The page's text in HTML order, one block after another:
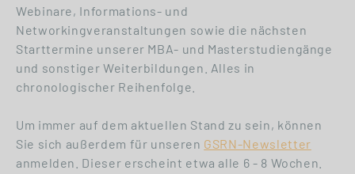
Webinare, Informations- und
Networkingveranstaltungen sowie die nächsten
Starttermine unserer MBA- und Masterstudiengänge
und sonstiger Weiterbildungen. Alles in
chronologischer Reihenfolge.
Um immer auf dem aktuellen Stand zu sein, können
Sie sich außerdem für unseren GSRN-Newsletter
anmelden. Dieser erscheint etwa alle 6 - 8 Wochen.